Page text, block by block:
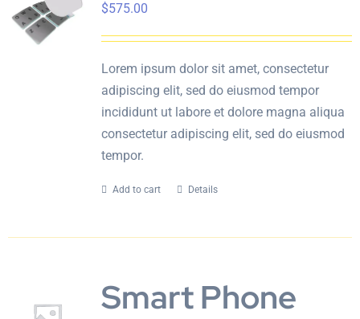
$575.00
Lorem ipsum dolor sit amet, consectetur
adipiscing elit, sed do eiusmod tempor
incididunt ut labore et dolore magna aliqua
consectetur adipiscing elit, sed do eiusmod
tempor.
Add to cart Details
Smart Phone